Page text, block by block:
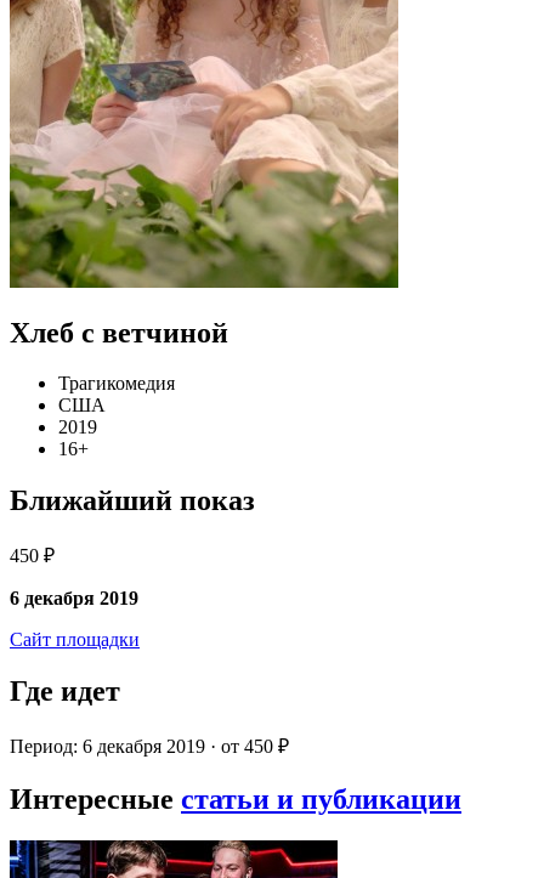
Хлеб с ветчиной
Трагикомедия
США
2019
16+
Ближайший показ
450 ₽
6 декабря 2019
Сайт площадки
Где идет
Период: 6 декабря 2019 · от 450 ₽
Интересные статьи и публикации